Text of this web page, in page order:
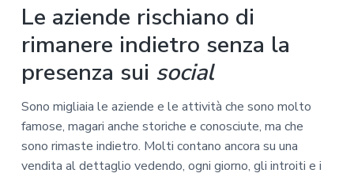
Le aziende rischiano di
rimanere indietro senza la
presenza sui social
Sono migliaia le aziende e le attività che sono molto
famose, magari anche storiche e conosciute, ma che
sono rimaste indietro. Molti contano ancora su una
vendita al dettaglio vedendo, ogni giorno, gli introiti e i